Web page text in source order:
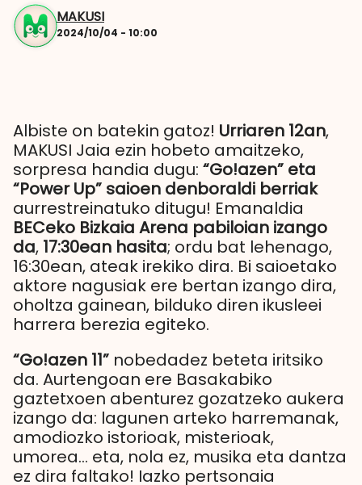
MAKUSI
2024/10/04 - 10:00
Albiste on batekin gatoz! Urriaren 12an,
MAKUSI Jaia ezin hobeto amaitzeko,
sorpresa handia dugu: “Go!azen” eta
“Power Up” saioen denboraldi berriak
aurrestreinatuko ditugu! Emanaldia
BECeko Bizkaia Arena pabiloian izango
da, 17:30ean hasita; ordu bat lehenago,
16:30ean, ateak irekiko dira. Bi saioetako
aktore nagusiak ere bertan izango dira,
oholtza gainean, bilduko diren ikusleei
harrera berezia egiteko.
“Go!azen 11” nobedadez beteta iritsiko
da. Aurtengoan ere Basakabiko
gaztetxoen abenturez gozatzeko aukera
izango da: lagunen arteko harremanak,
amodiozko istorioak, misterioak,
umorea… eta, nola ez, musika eta dantza
ez dira faltako! Iazko pertsonaia